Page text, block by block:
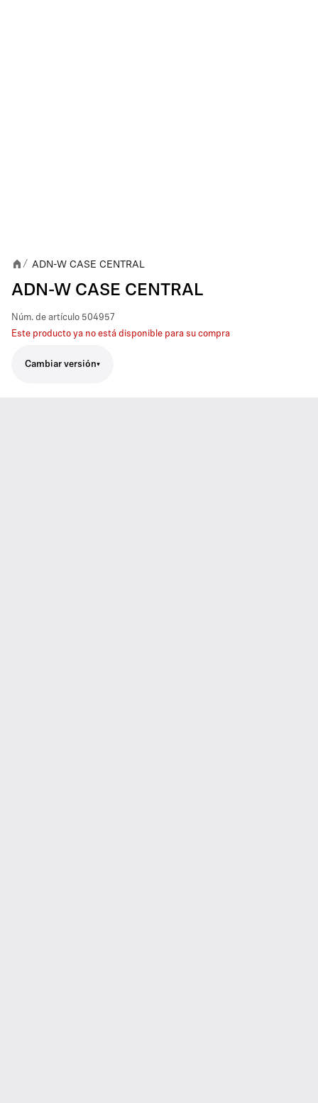
/ ADN-W CASE CENTRAL
ADN-W CASE CENTRAL
Núm. de artículo 504957
Este producto ya no está disponible para su compra
Cambiar versión